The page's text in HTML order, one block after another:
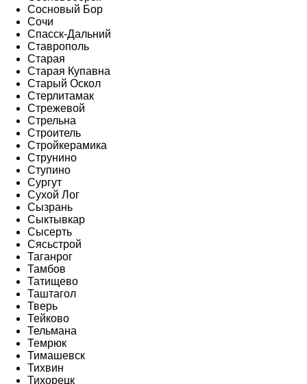
Сосновый Бор
Сочи
Спасск-Дальний
Ставрополь
Старая
Старая Купавна
Старый Оскол
Стерлитамак
Стрежевой
Стрельна
Строитель
Стройкерамика
Струнино
Ступино
Сургут
Сухой Лог
Сызрань
Сыктывкар
Сысерть
Сясьстрой
Таганрог
Тамбов
Татищево
Таштагол
Тверь
Тейково
Тельмана
Темрюк
Тимашевск
Тихвин
Тихорецк